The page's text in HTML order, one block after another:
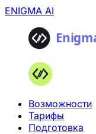
ENIGMA AI
Возможности
Тарифы
Подготовка